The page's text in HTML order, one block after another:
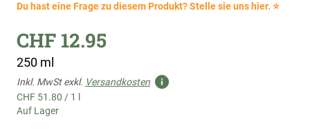
Du hast eine Frage zu diesem Produkt? Stelle sie uns hier. ⭐
CHF 12.95
250 ml
Inkl. MwSt exkl. Versandkosten
CHF 51.80 / 1 l
Auf Lager